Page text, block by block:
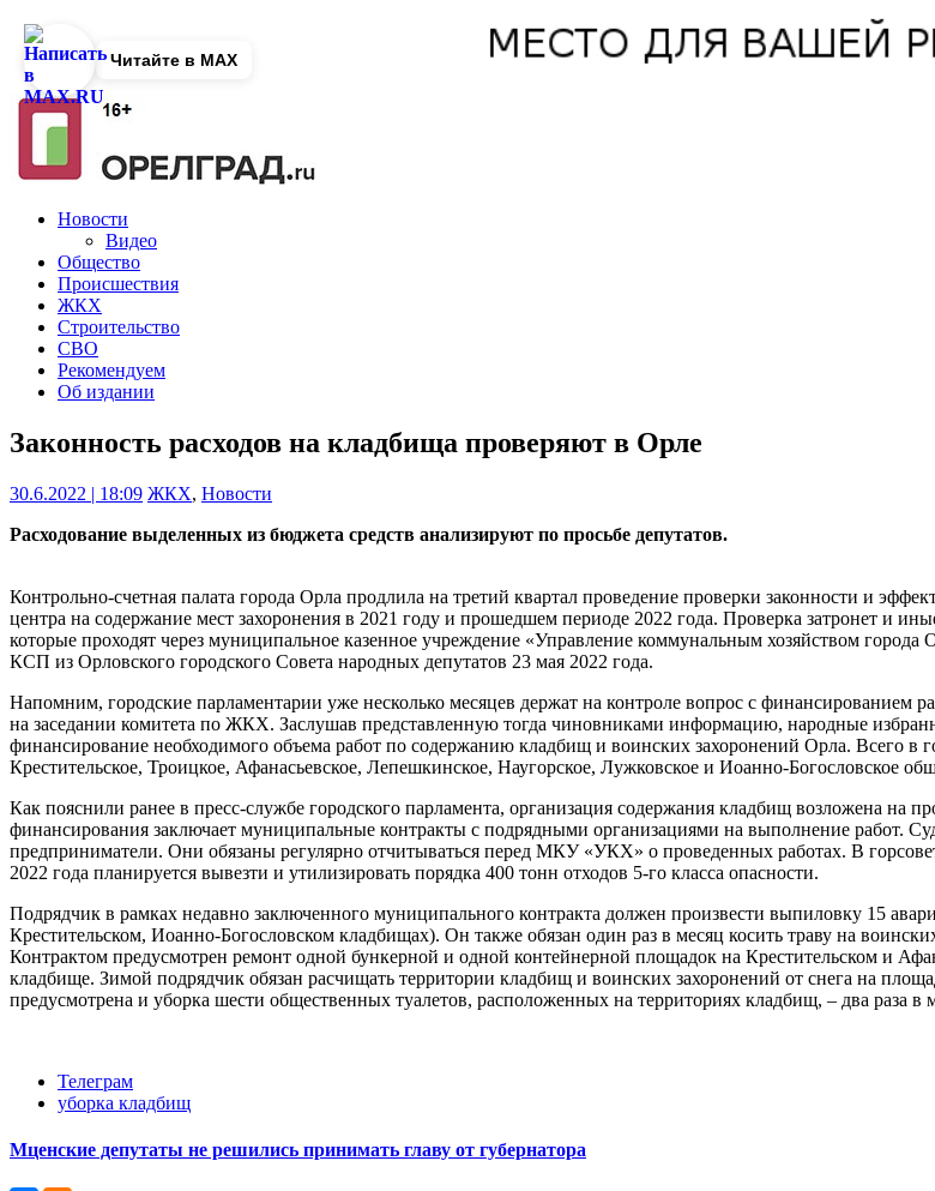
Новости
Видео
Общество
Происшествия
ЖКХ
Строительство
СВО
Рекомендуем
Об издании
Законность расходов на кладбища проверяют в Орле
30.6.2022 | 18:09 ЖКХ, Новости
Расходование выделенных из бюджета средств анализируют по просьбе депутатов.
Контрольно-счетная палата города Орла продлила на третий квартал проведение проверки законности и
центра на содержание мест захоронения в 2021 году и прошедшем периоде 2022 года. Проверка затронет и
которые проходят через муниципальное казенное учреждение «Управление коммунальным хозяйством
КСП из Орловского городского Совета народных депутатов 23 мая 2022 года.
Напомним, городские парламентарии уже несколько месяцев держат на контроле вопрос с финансированием
на заседании комитета по ЖКХ. Заслушав представленную тогда чиновниками информацию, народные
финансирование необходимого объема работ по содержанию кладбищ и воинских захоронений Орла. Всего
Крестительское, Троицкое, Афанасьевское, Лепешкинское, Наугорское, Лужковское и Иоанно-Богословское
Как пояснили ранее в пресс-службе городского парламента, организация содержания кладбищ возложена
финансирования заключает муниципальные контракты с подрядными организациями на выполнение работ.
предприниматели. Они обязаны регулярно отчитываться перед МКУ «УКХ» о проведенных работах. В
2022 года планируется вывезти и утилизировать порядка 400 тонн отходов 5-го класса опасности.
Подрядчик в рамках недавно заключенного муниципального контракта должен произвести выпиловку 15
Крестительском, Иоанно-Богословском кладбищах). Он также обязан один раз в месяц косить траву на
Контрактом предусмотрен ремонт одной бункерной и одной контейнерной площадок на Крестительском и
кладбище. Зимой подрядчик обязан расчищать территории кладбищ и воинских захоронений от снега на
предусмотрена и уборка шести общественных туалетов, расположенных на территориях кладбищ, – два раза в
Телеграм
уборка кладбищ
Мценские депутаты не решились принимать главу от губернатора
Читайте в MAX